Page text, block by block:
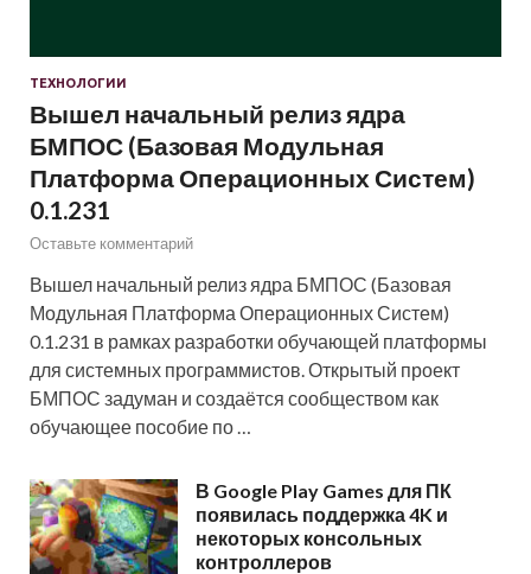
ТЕХНОЛОГИИ
Вышел начальный релиз ядра
БМПОС (Базовая Модульная
Платформа Операционных Систем)
0.1.231
Оставьте комментарий
Вышел начальный релиз ядра БМПОС (Базовая
Модульная Платформа Операционных Систем)
0.1.231 в рамках разработки обучающей платформы
для системных программистов. Открытый проект
БМПОС задуман и создаётся сообществом как
обучающее пособие по …
В Google Play Games для ПК
появилась поддержка 4K и
некоторых консольных
контроллеров